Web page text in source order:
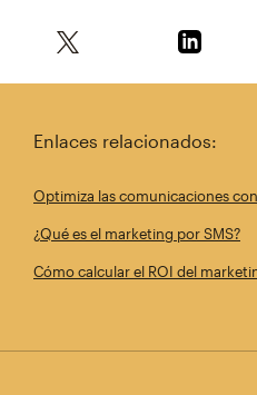
Enlaces relacionados:
Optimiza las comunicaciones
¿Qué es el marketing por SMS?
Cómo calcular el ROI del